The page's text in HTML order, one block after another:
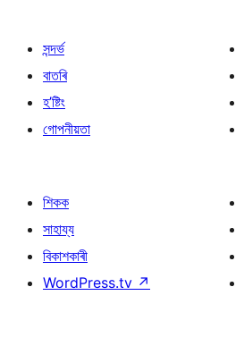
সন্দৰ্ভ
বাতৰি
হ’ষ্টিং
গোপনীয়তা
শিকক
সাহায্য
বিকাশকাৰী
WordPress.tv ↗